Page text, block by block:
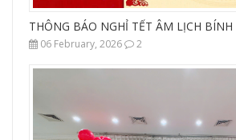
THÔNG BÁO NGHỈ TẾT ÂM LỊCH
06 February, 2026 2